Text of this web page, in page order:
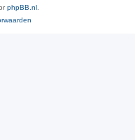
phpBB.nl